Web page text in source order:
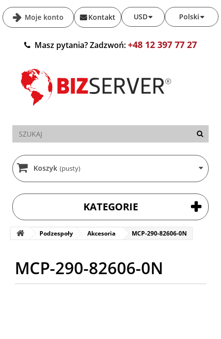
Moje konto Polski
USD
Kontakt
Masz pytania? Zadzwoń:+48 12 397 77 27
Koszyk (pusty)
KATEGORIE
Podzespoły Akcesoria MCP-290-82606-0N
MCP-290-82606-0N